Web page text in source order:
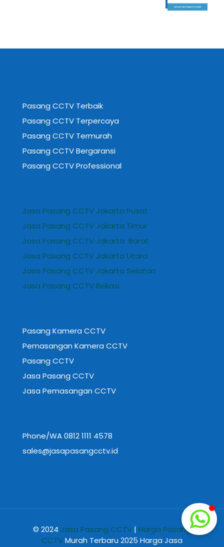
Pasang CCTV Terbaik
Pasang CCTV Terpercaya
Pasang CCTV Termurah
Pasang CCTV Bergaransi
Pasang CCTV Professional
Jasa Pasang CCTV Jakarta Pusat
Jasa Pasang CCTV Jakarta Timur
Jasa Pasang CCTV Jakarta Barat
Jasa Pasang CCTV Jakarta Utara
Jasa Pasang CCTV Jakarta Selatan
Jasa Pasang CCTV Bekasi
Pasang Kamera CCTV
Pemasangan Kamera CCTV
Pasang CCTV
Jasa Pasang CCTV
Jasa Pemasangan CCTV
Phone/WA 0812 1111 4578
sales@jasapasangcctv.id
© 2024 Jasa Pasang CCTV | Harga Pasang
CCTVMurah Terbaru 2025 Harga Jasa